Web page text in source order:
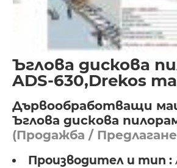
Ъглова дискова
ADS-630,Drekos
Дървообработващи
Ъглова дискова
(Продажба /
Производител и тип :